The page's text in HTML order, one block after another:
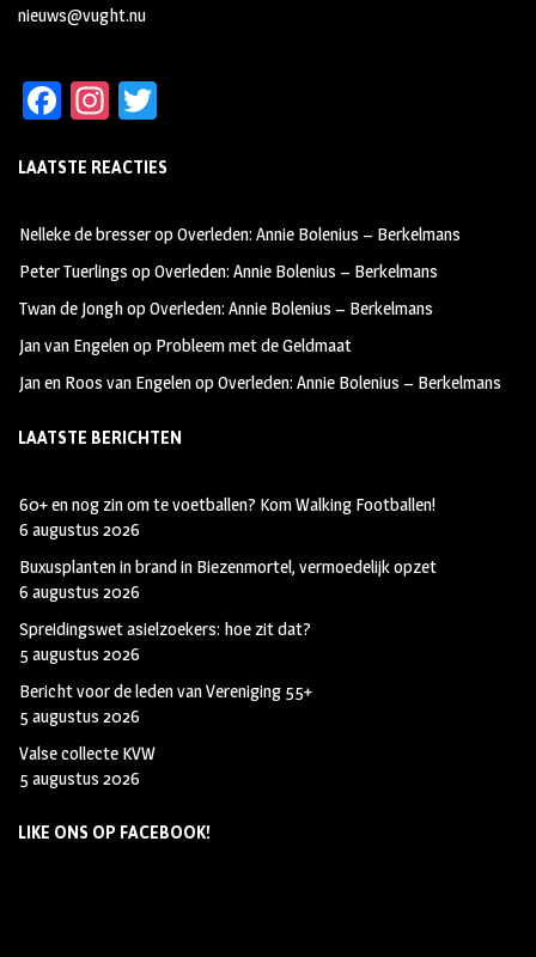
nieuws@vught.nu
Fa
b
oo
k
In
ag
m
tt
LAATSTE REACTIES
Nelleke de bresseropOverleden: Annie Bolenius – Berkelmans
Peter Tuerlings opOverleden: Annie Bolenius – Berkelmans
Twan de JonghopOverleden: Annie Bolenius – Berkelmans
Jan van Engelenop Probleem met de Geldmaat
Jan en Roos van EngelenopOverleden: Annie Bolenius – Berkelmans
LAATSTE BERICHTEN
60+ en nog zin om te voetballen? Kom Walking Footballen!
6 augustus 2026
Buxusplanten in brand in Biezenmortel, vermoedelijk opzet
6 augustus 2026
Spreidingswet asielzoekers: hoe zit dat?
5 augustus 2026
Bericht voor de leden van Vereniging 55+
5 augustus 2026
Valse collecte KVW
5 augustus 2026
LIKE ONS OP FACEBOOK!